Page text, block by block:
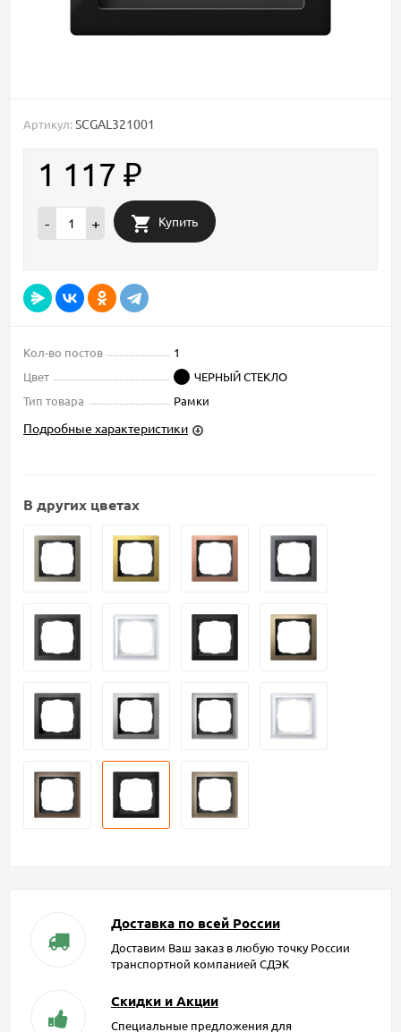
Артикул: SCGAL321001
1 117 ₽
- + Купить
Кол-во постов
1
Цвет
ЧЕРНЫЙ СТЕКЛО
Тип товара
Рамки
Подробные характеристики
В других цветах
Доставка по всей России
Доставим Ваш заказ в любую точку России
транспортной компанией СДЭК
Скидки и Акции
Специальные предложения для